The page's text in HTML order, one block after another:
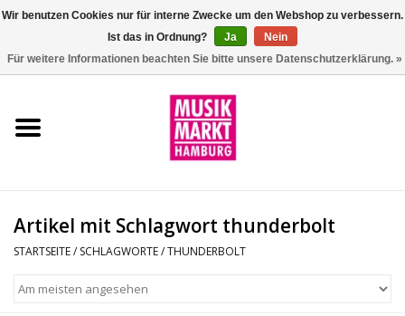
Aktion
Percussion
Artikel mit Schlagwort thunderbolt
STARTSEITE/ SCHLAGWORTE/THUNDERBOLT
Wir benutzen Cookies nur für interne Zwecke um den Webshop zu verbessern.
Ist das in Ordnung?
Ja
Nein
Für weitere Informationen beachten Sie bitte unsere Datenschutzerklärung. »